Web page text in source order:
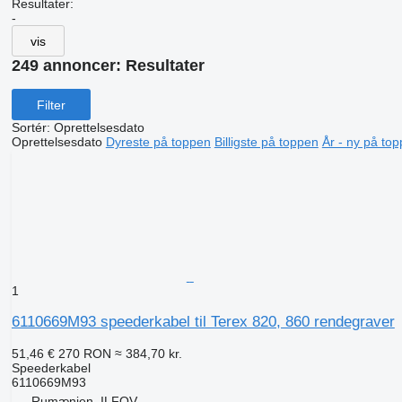
Resultater:
-
vis
249 annoncer: Resultater
Filter
Sortér: Oprettelsesdato
Oprettelsesdato Dyreste på toppen Billigste på toppen År - ny på
1
6110669M93 speederkabel til Terex 820, 860 rendegraver
51,46 € 270 RON ≈ 384,70 kr.
Speederkabel
6110669M93